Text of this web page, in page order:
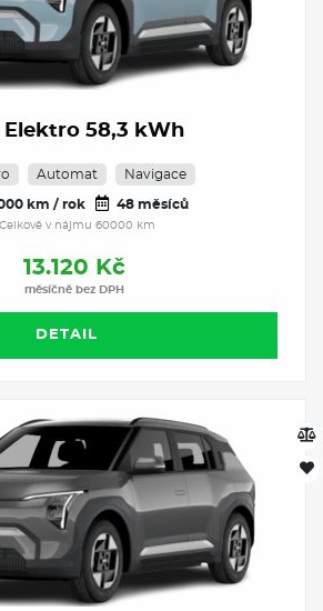
Elektro 58,3 kWh
Automat Navigace
km / rok 48 měsíců
Celkově v nájmu 60000 km
13.120 Kč
měsíčně bez DPH
DETAIL